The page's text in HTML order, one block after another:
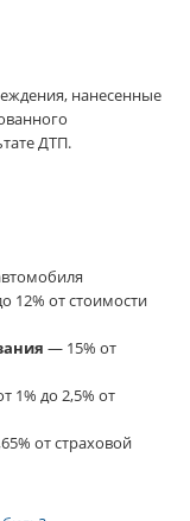
нанесенные
ДТП.
12% от стоимости
— 15% от
1% до 2,5% от
от страховой